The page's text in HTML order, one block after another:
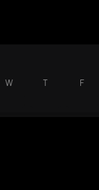
W T F